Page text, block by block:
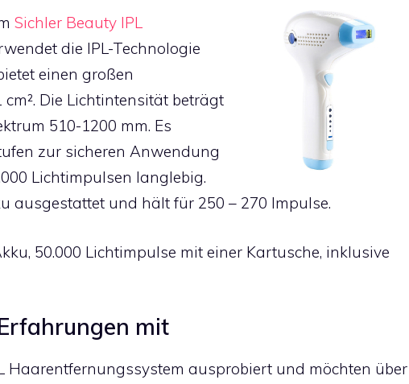
Sichler Beauty IPL
die IPL-Technologie
einen großen
Die Lichtintensität beträgt
510-1200 mm. Es
zur sicheren Anwendung
Lichtimpulsen langlebig.
ausgestattet und hält für 250 – 270 Impulse.
50.000 Lichtimpulse mit einer Kartusche, inklusive
mit
Haarentfernungssystem ausprobiert und möchten über